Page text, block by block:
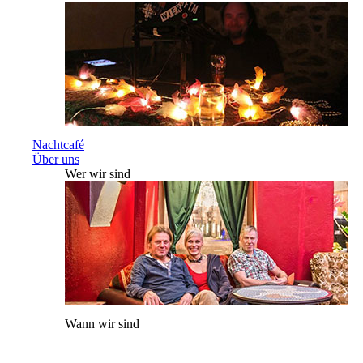
Nachtcafé
Über uns
Wer wir sind
Wann wir sind